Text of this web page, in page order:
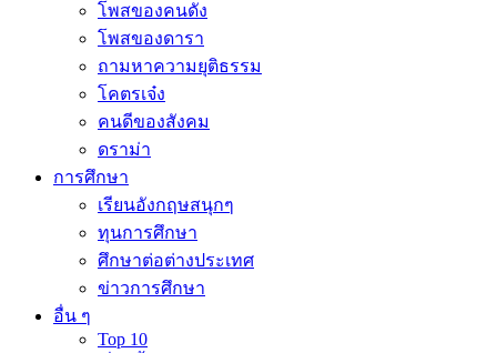
โพสของคนดัง
โพสของดารา
ถามหาความยุติธรรม
โคตรเจ๋ง
คนดีของสังคม
ดราม่า
การศึกษา
เรียนอังกฤษสนุกๆ
ทุนการศึกษา
ศึกษาต่อต่างประเทศ
ข่าวการศึกษา
อื่น ๆ
Top 10